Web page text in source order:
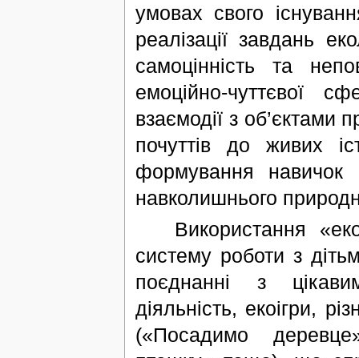
умовах свого
реалізації завдань
самоцінність та
емоційно-чуттєвої
взаємодії з
почуттів до живих
формування навичок
навколишнього
Використання
систему роботи з
поєднанні з
діяльність, екоігри,
(«Посадимо